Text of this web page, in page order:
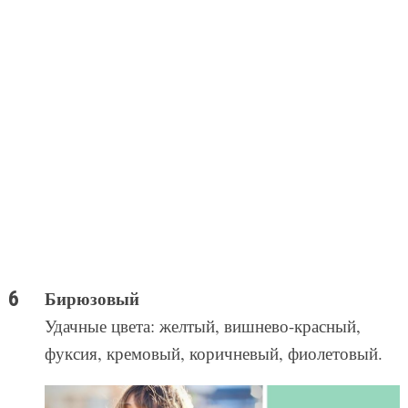
Бирюзовый
Удачные цвета: желтый, вишнево-красный,
фуксия, кремовый, коричневый, фиолетовый.